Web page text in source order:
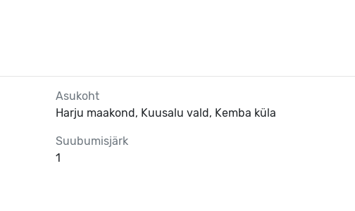
Asukoht
Harju maakond, Kuusalu vald, Kemba küla
Suubumisjärk
1